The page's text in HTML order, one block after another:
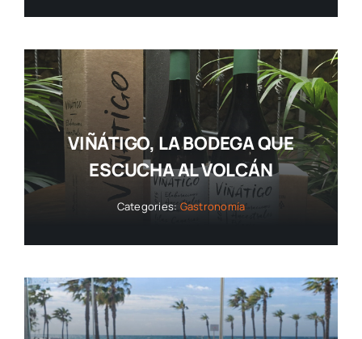
VIÑÁTIGO, LA BODEGA QUE
ESCUCHA AL VOLCÁN
Categories:Gastronomía